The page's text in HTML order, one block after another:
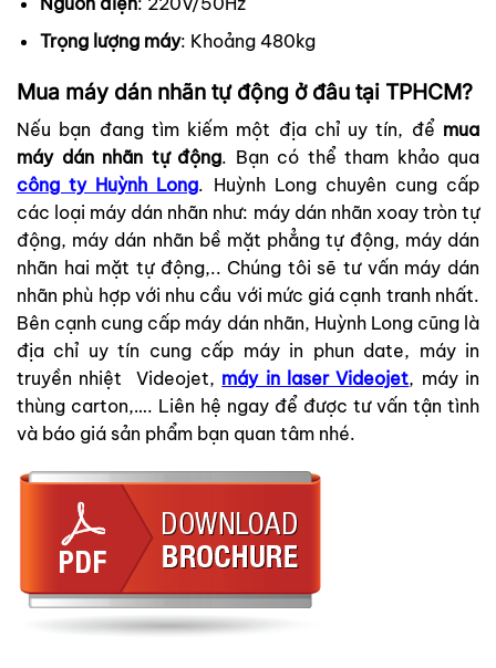
Trọng lượng máy: Khoảng 480kg
Mua máy dán nhãn tự động ở đâu tại TPHCM?
Nếu bạn đang tìm kiếm một địa chỉ uy tín, để mua
máy dán nhãn tự động. Bạn có thể tham khảo qua
công ty Huỳnh Long. Huỳnh Long chuyên cung cấp
các loại máy dán nhãn như: máy dán nhãn xoay tròn tự
động, máy dán nhãn bề mặt phẳng tự động, máy dán
nhãn hai mặt tự động,.. Chúng tôi sẽ tư vấn máy dán
nhãn phù hợp với nhu cầu với mức giá cạnh tranh nhất.
Bên cạnh cung cấp máy dán nhãn, Huỳnh Long cũng là
địa chỉ uy tín cung cấp máy in phun date, máy in
truyền nhiệt Videojet, máy in laser Videojet, máy in
thùng carton,…. Liên hệ ngay để được tư vấn tận tình
và báo giá sản phẩm bạn quan tâm nhé.